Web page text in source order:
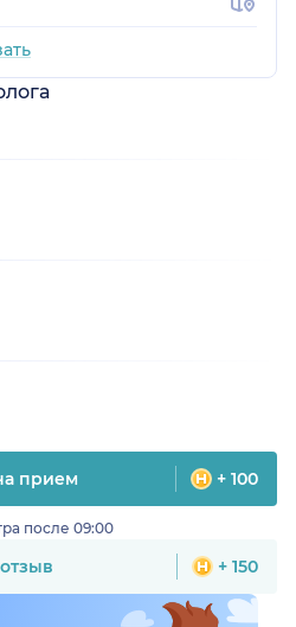
прием + 100
после 09:00
+ 150